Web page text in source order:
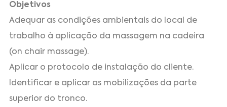
Objetivos
Adequar as condições ambientais do local de
trabalho à aplicação da massagem na cadeira
(on chair massage).
Aplicar o protocolo de instalação do cliente.
Identificar e aplicar as mobilizações da parte
superior do tronco.